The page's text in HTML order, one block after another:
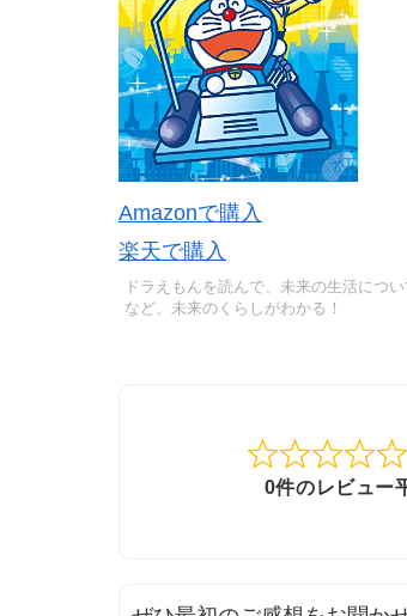
Amazonで購入
楽天で購入
ドラえもんを読んで、未来の生活につ
など、未来のくらしがわかる！
Rated
0件のレビュー